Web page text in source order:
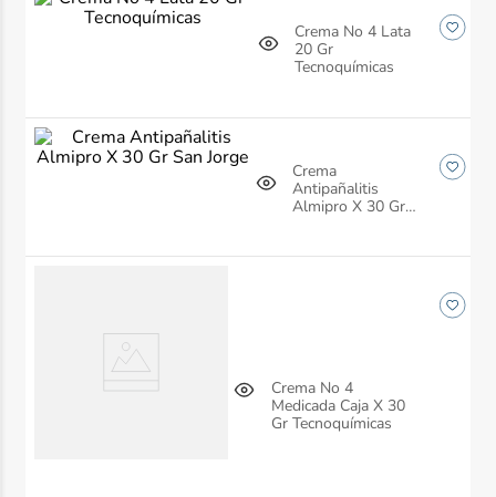
Crema No 4 Lata
20 Gr
Tecnoquímicas
Crema
Antipañalitis
Almipro X 30 Gr
Crema No 4
Medicada Caja X 30
Gr Tecnoquímicas